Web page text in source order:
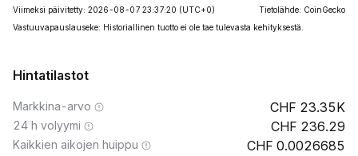
Viimeksi päivitetty: 2026-08-07 23:37:20 (UTC+0)
Tietolähde: CoinGecko
Vastuuvapauslauseke: Historiallinen tuotto ei ole tae tulevasta kehityksestä.
Hintatilastot
Markkina-arvo 23.35K
24 h volyymi 236.29
Kaikkien aikojen huippu 0.0026685